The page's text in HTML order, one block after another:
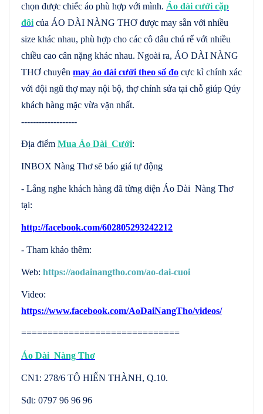
chọn được chiếc áo phù hợp với mình. Áo dài cưới cặp
đôi của ÁO DÀI NÀNG THƠ được may sẵn với nhiều
size khác nhau, phù hợp cho các cô dâu chú rể với nhiều
chiều cao cân nặng khác nhau. Ngoài ra, ÁO DÀI NÀNG
THƠ chuyên may áo dài cưới theo số đo cực kì chính xác
với đội ngũ thợ may nội bộ, thợ chỉnh sửa tại chỗ giúp Qúy
khách hàng mặc vừa vặn nhất.
-------------------
Địa điểm Mua Áo Dài Cưới:
INBOX Nàng Thơ sẽ báo giá tự động
- Lắng nghe khách hàng đã từng diện Áo Dài Nàng Thơ
tại:
http://facebook.com/602805293242212
- Tham khảo thêm:
Web: https://aodainangtho.com/ao-dai-cuoi
Video:
https://www.facebook.com/AoDaiNangTho/videos/
==============================
Áo Dài Nàng Thơ
CN1: 278/6 TÔ HIẾN THÀNH, Q.10.
Sđt: 0797 96 96 96